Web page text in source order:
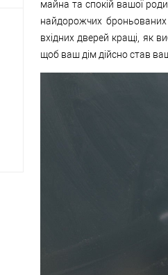
майна та спокій вашої
найдорожчих
вхідних дверей кращі, як
щоб ваш дім дійсно став